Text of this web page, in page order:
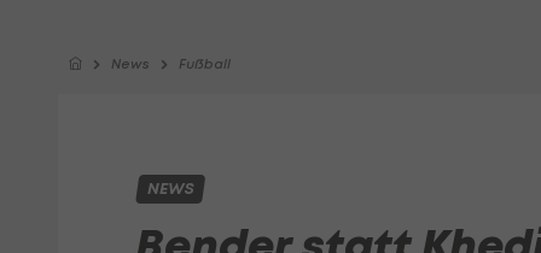
News Fußball
NEWS